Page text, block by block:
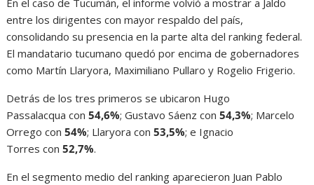
entre los dirigentes con mayor respaldo del país,
consolidando su presencia en la parte alta del ranking federal.
El mandatario tucumano quedó por encima de gobernadores
como Martín Llaryora, Maximiliano Pullaro y Rogelio Frigerio.
Detrás de los tres primeros se ubicaron Hugo
Passalacqua con54,6%; Gustavo Sáenz con54,3%; Marcelo
Orrego con54%; Llaryora con53,5%; e Ignacio
Torres con52,7%.
En el segmento medio del ranking aparecieron Juan Pablo